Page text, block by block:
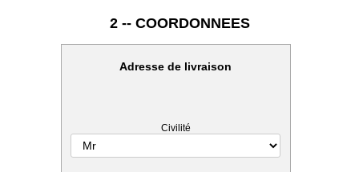
2 -- COORDONNEES
Adresse de livraison
Civilité